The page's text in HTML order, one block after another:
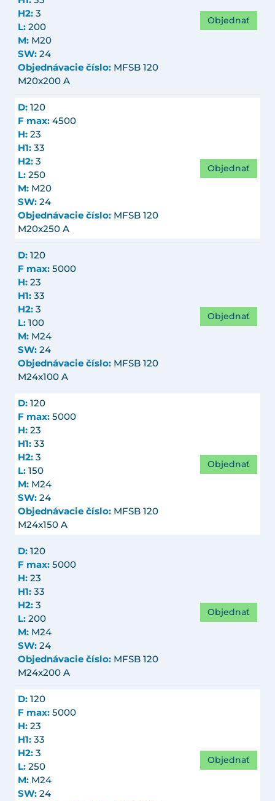
H2: 3
L: 200
M: M20
SW: 24
Objednávacie číslo: MFSB 120
M20x200 A
Objednať
D: 120
F max: 4500
H: 23
H1: 33
H2: 3
L: 250
M: M20
SW: 24
Objednávacie číslo: MFSB 120
M20x250 A
Objednať
D: 120
F max: 5000
H: 23
H1: 33
H2: 3
L: 100
M: M24
SW: 24
Objednávacie číslo: MFSB 120
M24x100 A
Objednať
D: 120
F max: 5000
H: 23
H1: 33
H2: 3
L: 150
M: M24
SW: 24
Objednávacie číslo: MFSB 120
M24x150 A
Objednať
D: 120
F max: 5000
H: 23
H1: 33
H2: 3
L: 200
M: M24
SW: 24
Objednávacie číslo: MFSB 120
M24x200 A
Objednať
D: 120
F max: 5000
H: 23
H1: 33
H2: 3
L: 250
M: M24
SW: 24
Objednať